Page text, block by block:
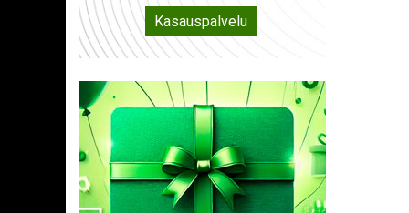
Kasauspalvelu